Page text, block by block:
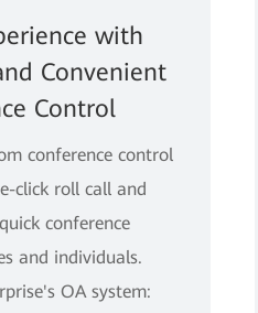
with
Convenient
Control
conference control
click roll call and
conference
and individuals.
OA system: